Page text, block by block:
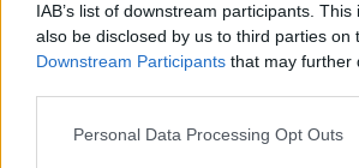
IAB’s list of downstream participants.
also be disclosed by us to third parties on
Downstream Participants that may further
Personal Data Processing Opt Outs
06 sierpnia 2026 | 18:32
Kard. Parolin w Meksyku: modlitwa,
Fundacja Małych Stópek tworzy sieć „Szkół